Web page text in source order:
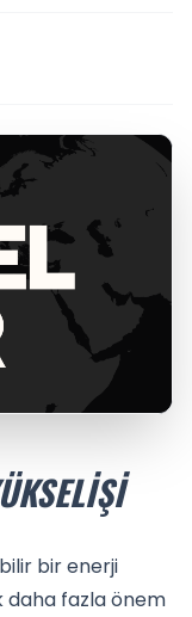
bir enerji
daha fazla önem